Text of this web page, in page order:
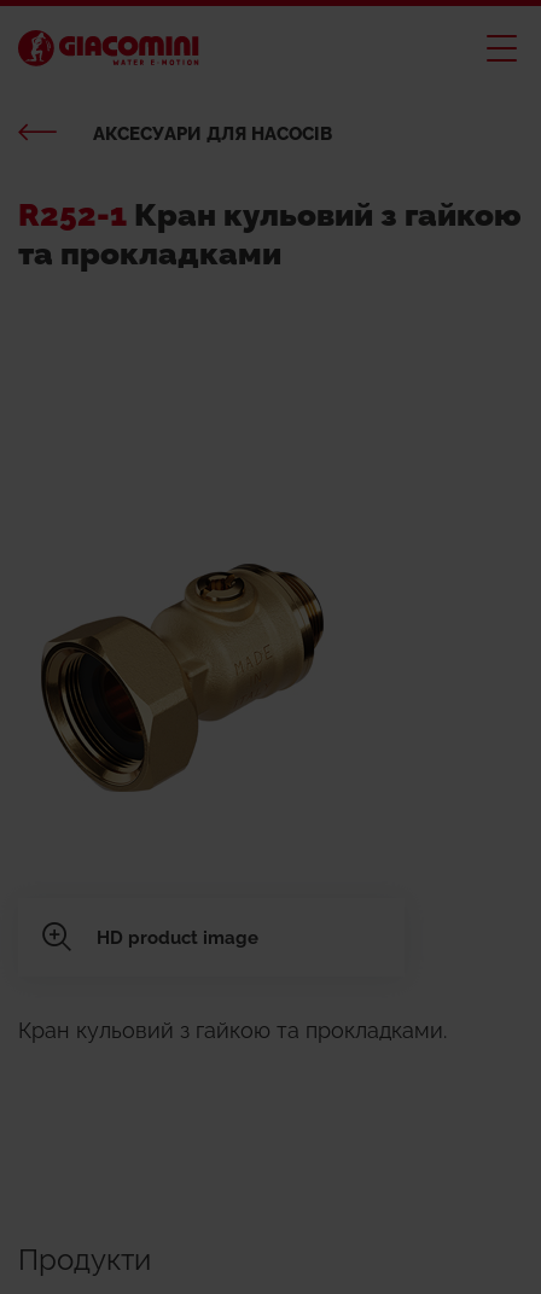
АКСЕСУАРИ ДЛЯ НАСОСІВ
R252-1 Кран кульовий з гайкою
та прокладками
HD product image
Кран кульовий з гайкою та прокладками.
Продукти